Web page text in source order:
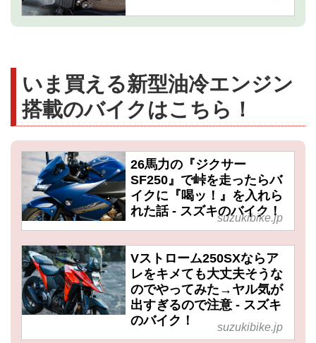
いま買える新型油冷エンジン
搭載のバイクはこちら！
26馬力の『ジクサー
SF250』で峠を走ったらバ
イクに『喝ッ！』を入れら
れた話 - スズキのバイク！
suzukibike.jp
Vストローム250SXならア
レをキメても大丈夫そうな
のでやってみた→ヤル気が
出すぎるので注意 - スズキ
のバイク！
suzukibike.jp